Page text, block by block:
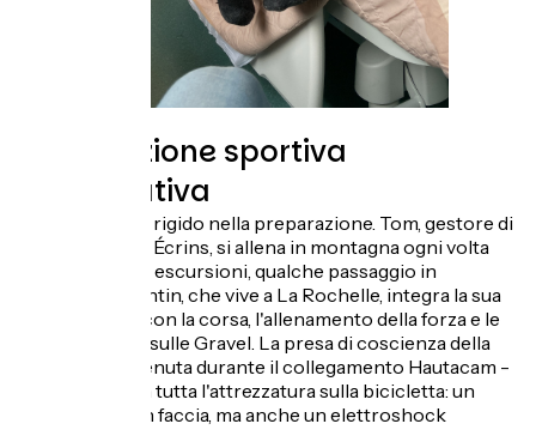
Preparazione sportiva
impegnativa
Non c'è nulla di rigido nella preparazione. Tom, gestore di
un rifugio negli Écrins, si allena in montagna ogni volta
che può: corsa, escursioni, qualche passaggio in
bicicletta. Valentin, che vive a La Rochelle, integra la sua
preparazione con la corsa, l'allenamento della forza e le
uscite regolari sulle Gravel. La presa di coscienza della
difficoltà è avvenuta durante il collegamento Hautacam -
Tourmalet, con tutta l'attrezzatura sulla bicicletta: un
vero schiaffo in faccia, ma anche un elettroshock